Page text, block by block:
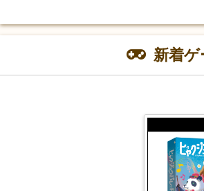
新着ゲ